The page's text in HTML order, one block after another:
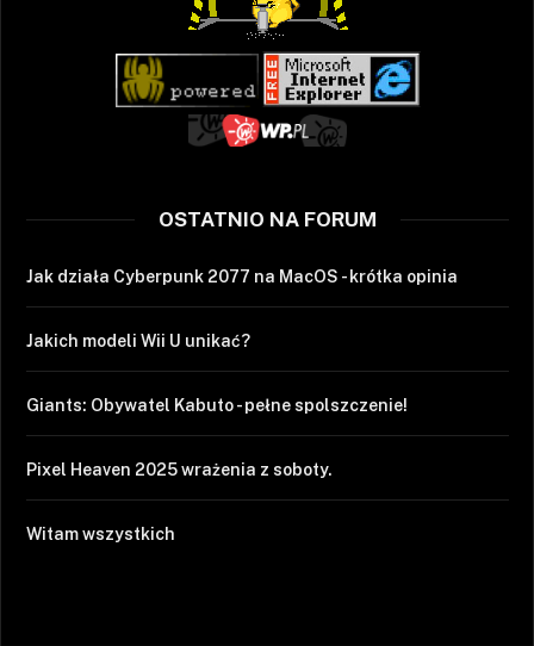
OSTATNIO NA FORUM
Jak działa Cyberpunk 2077 na MacOS - krótka opinia
Jakich modeli Wii U unikać?
Giants: Obywatel Kabuto - pełne spolszczenie!
Pixel Heaven 2025 wrażenia z soboty.
Witam wszystkich